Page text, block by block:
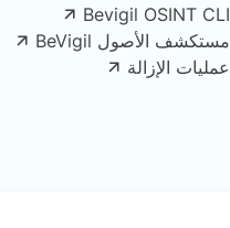
Bevigil OSINT CLI
مستكشف الأصول BeVigil
عمليات الإزالة